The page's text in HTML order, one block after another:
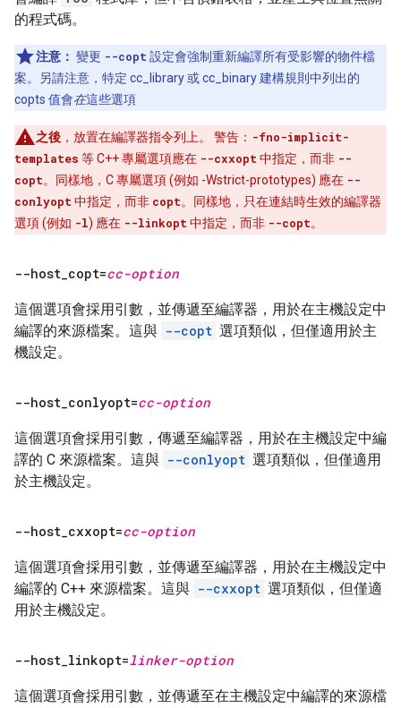
的程式碼。
注意： 變更 --copt 設定會強制重新編譯所有受影響的物件檔
案。另請注意，特定 cc_library 或 cc_binary 建構規則中列出的
copts 值會在這些選項
之後 ，放置在編譯器指令列上。 警告： -fno-implicit-
templates 等 C++ 專屬選項應在 --cxxopt 中指定，而非 --
copt。同樣地，C 專屬選項 (例如 -Wstrict-prototypes) 應在 --
conlyopt 中指定，而非 copt。同樣地，只在連結時生效的編譯器
選項 (例如 -l) 應在 --linkopt 中指定，而非 --copt。
--host_copt=cc-option
這個選項會採用引數，並傳遞至編譯器，用於在主機設定中
編譯的來源檔案。這與 --copt 選項類似，但僅適用於主
機設定。
--host_conlyopt=cc-option
這個選項會採用引數，傳遞至編譯器，用於在主機設定中編
譯的 C 來源檔案。這與 --conlyopt 選項類似，但僅適用
於主機設定。
--host_cxxopt=cc-option
這個選項會採用引數，並傳遞至編譯器，用於在主機設定中
編譯的 C++ 來源檔案。這與 --cxxopt 選項類似，但僅適
用於主機設定。
--host_linkopt=linker-option
這個選項會採用引數，並傳遞至在主機設定中編譯的來源檔